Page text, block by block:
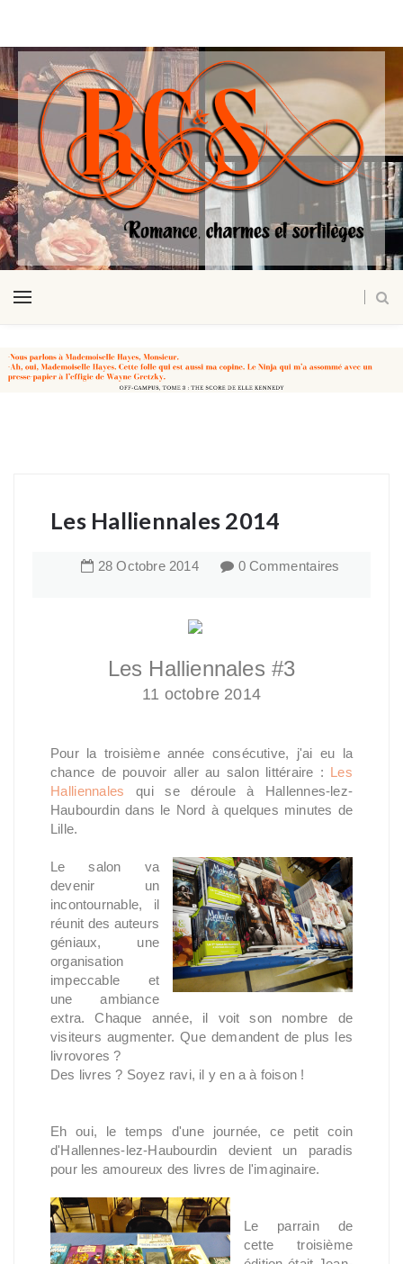
Les Halliennales 2014
28 Octobre 2014 0 Commentaires
Les Halliennales #3
11 octobre 2014
Pour la troisième année consécutive, j'ai eu la
chance de pouvoir aller au salon littéraire : Les
Halliennales qui se déroule à Hallennes-lez-
Haubourdin dans le Nord à quelques minutes de
Lille.
Le salon va
devenir un
incontournable, il
réunit des auteurs
géniaux, une
organisation
impeccable et
une ambiance
extra. Chaque année, il voit son nombre de
visiteurs augmenter. Que demandent de plus les
livrovores ?
Des livres ? Soyez ravi, il y en a à foison !
Eh oui, le temps d'une journée, ce petit coin
d'Hallennes-lez-Haubourdin devient un paradis
pour les amoureux des livres de l'imaginaire.
Le parrain de
cette troisième